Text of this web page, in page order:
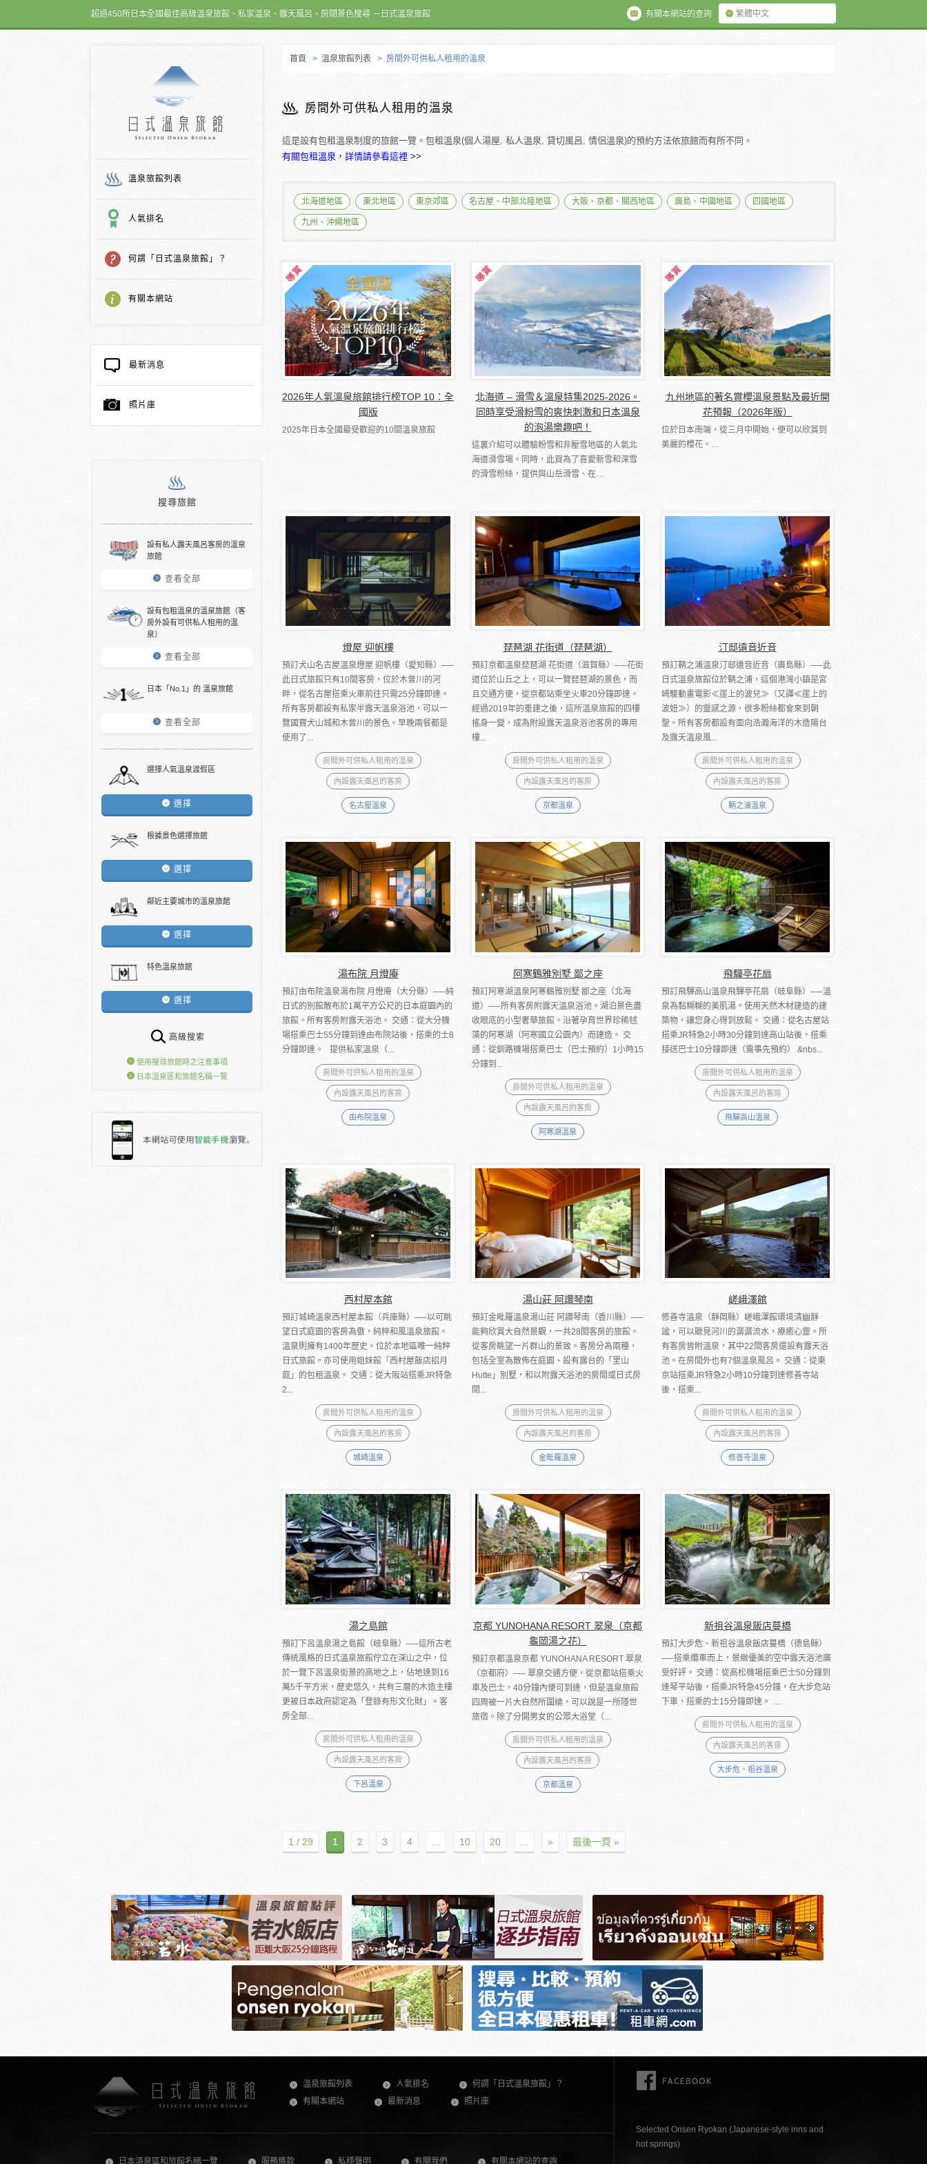
超過450所日本全國最佳高級溫泉旅館、私家溫泉、露天風呂、房間景色搜尋 －日式溫泉旅館 繁體中文
有關本網站的查詢
溫泉旅館列表
人氣排名
何謂「日式溫泉旅館」？
有關本網站
最新消息
照片庫
搜尋旅館
設有私人露天風呂客房的溫泉
旅館
查看全部
設有包租溫泉的溫泉旅館（客
房外設有可供私人租用的溫
泉）
查看全部
日本「No.1」的 溫泉旅館
查看全部
選擇人氣溫泉渡假區
選擇
根據景色選擇旅館
選擇
鄰近主要城市的溫泉旅館
選擇
特色溫泉旅館
選擇
高級搜索
使用搜尋旅館時之注意事項
日本溫泉區和旅館名稱一覽
首頁 > 溫泉旅館列表 > 房間外可供私人租用的溫泉
房間外可供私人租用的溫泉
這是設有包租溫泉制度的旅館一覽。包租溫泉(個人湯屋, 私人溫泉, 貸切風呂, 情侶溫泉)的預約方法依旅館而有所不同。
有關包租溫泉，詳情請參看這裡 >>
北海道地區 東北地區 東京郊區 名古屋、中部北陸地區 大阪、京都、關西地區 廣島、中國地區 四國地區
九州、沖繩地區
2026年人氣溫泉旅館排行榜TOP 10：全
國版
2025年日本全國最受歡迎的10間溫泉旅館
北海道 – 滑雪＆溫泉特集2025-2026。
同時享受滑粉雪的爽快刺激和日本溫泉
的泡湯樂趣吧！
這裏介紹可以體驗粉雪和非壓雪地區的人氣北
海道滑雪場。同時，此頁為了喜愛新雪和深雪
的滑雪粉絲，提供與山岳滑雪、在…
九州地區的著名賞櫻溫泉景點及最近開
花預報（2026年版）
位於日本南端，從三月中開始，便可以欣賞到
美麗的櫻花。…
燈屋 迎帆樓
預訂犬山名古屋溫泉燈屋 迎帆樓（愛知縣）──
此日式旅館只有10間客房，位於木曾川的河
畔，從名古屋搭乘火車前往只需25分鐘即達。
所有客房都設有私家半露天溫泉浴池，可以一
覽國寶犬山城和木曾川的景色。早晚兩餐都是
使用了...
房間外可供私人租用的溫泉
內設露天風呂的客房
名古屋溫泉
琵琶湖 花街道（琵琶湖）
預訂京都溫泉琵琶湖 花街道（滋賀縣）──花街
道位於山丘之上，可以一覽琵琶湖的景色，而
且交通方便，從京都站乘坐火車20分鐘即達。
經過2019年的重建之後，這所溫泉旅館的四樓
搖身一變，成為附設露天溫泉浴池客房的專用
樓...
房間外可供私人租用的溫泉
內設露天風呂的客房
京都溫泉
汀邸遠音近音
預訂鞆之浦溫泉汀邸遠音近音（廣島縣）──此
日式溫泉旅館位於鞆之浦，這個港灣小鎮是宮
崎駿動畫電影≪崖上的波兒≫（又譯≪崖上的
波妞≫）的靈感之源，很多粉絲都會來到朝
聖。所有客房都設有面向浩瀚海洋的木造陽台
及露天溫泉風...
房間外可供私人租用的溫泉
內設露天風呂的客房
鞆之浦溫泉
湯布院 月燈庵
預訂由布院溫泉湯布院 月燈庵（大分縣）──純
日式的別館散布於1萬平方公尺的日本庭園內的
旅館。所有客房附露天浴池。 交通：從大分機
場搭乘巴士55分鐘到達由布院站後，搭乘的士8
分鐘即達。 提供私家溫泉（...
房間外可供私人租用的溫泉
內設露天風呂的客房
由布院溫泉
阿寒鶴雅別墅 鄙之座
預訂阿寒湖溫泉阿寒鶴雅別墅 鄙之座（北海
道）──所有客房附露天溫泉浴池。湖泊景色盡
收眼底的小型奢華旅館。沿著孕育世界珍稀毬
藻的阿寒湖（阿寒國立公園內）而建造。 交
通：從釧路機場搭乘巴士（巴士預約）1小時15
分鐘到...
房間外可供私人租用的溫泉
內設露天風呂的客房
阿寒湖溫泉
飛驒亭花扇
預訂飛驒高山溫泉飛驒亭花扇（岐阜縣）──溫
泉為黏糊糊的美肌湯。使用天然木材建造的建
築物，讓您身心得到放鬆。 交通：從名古屋站
搭乘JR特急2小時30分鐘到達高山站後，搭乘
接送巴士10分鐘即達（需事先預約） &nbs...
房間外可供私人租用的溫泉
內設露天風呂的客房
飛驒高山溫泉
西村屋本館
預訂城崎溫泉西村屋本館（兵庫縣）──以可眺
望日式庭園的客房為傲，純粹和風溫泉旅館。
溫泉則擁有1400年歷史。位於本地區唯一純粹
日式旅館。亦可使用姐妹館「西村屋飯店招月
庭」的包租溫泉。 交通：從大阪站搭乘JR特急
2...
房間外可供私人租用的溫泉
內設露天風呂的客房
城崎溫泉
湯山莊 阿讚琴南
預訂金毗羅溫泉湯山莊 阿讚琴南（香川縣）──
能夠欣賞大自然景觀，一共28間客房的旅館。
從客房眺望一片群山的景致。客房分為兩種，
包括全室為散佈在庭園、設有露台的「里山
Hutte」別墅，和以附露天浴池的房間或日式房
間...
房間外可供私人租用的溫泉
內設露天風呂的客房
金毗羅溫泉
嵯峨澤館
修善寺溫泉（靜岡縣）嵯峨澤館環境清幽靜
謐，可以聽見河川的潺潺流水，療癒心靈。所
有客房皆附溫泉，其中22間客房還設有露天浴
池。在房間外也有7個溫泉風呂。 交通：從東
京站搭乘JR特急2小時10分鐘到達修善寺站
後，搭乘...
房間外可供私人租用的溫泉
內設露天風呂的客房
修善寺溫泉
湯之島館
預訂下呂溫泉湯之島館（岐阜縣）──這所古老
傳統風格的日式溫泉旅館佇立在深山之中，位
於一覽下呂溫泉街景的高地之上，佔地達到16
萬5千平方米，歷史悠久，共有三層的木造主樓
更被日本政府認定為「登錄有形文化財」。客
房全部...
房間外可供私人租用的溫泉
內設露天風呂的客房
下呂溫泉
京都 YUNOHANA RESORT 翠泉（京都
龜岡湯之花）
預訂京都溫泉京都 YUNOHANA RESORT 翠泉
（京都府）── 翠泉交通方便，從京都站搭乘火
車及巴士，40分鐘內便可到達，但是溫泉旅館
四周被一片大自然所圍繞，可以說是一所隱世
旅宿。除了分開男女的公眾大浴堂（...
房間外可供私人租用的溫泉
內設露天風呂的客房
京都溫泉
新祖谷溫泉飯店蔓橋
預訂大步危、新祖谷溫泉飯店蔓橋（德島縣）
──搭乘纜車而上，景緻優美的空中露天浴池廣
受好評。 交通：從高松機場搭乘巴士50分鐘到
達琴平站後，搭乘JR特急45分鐘，在大步危站
下車，搭乘的士15分鐘即達。 ...
房間外可供私人租用的溫泉
內設露天風呂的客房
大步危、祖谷溫泉
1 / 29 1 2 3 4 10 20 » 最後一頁 »
Selected Onsen Ryokan (Japanese-style inns and
hot springs)
溫泉旅館列表 人氣排名
何謂「日式溫泉旅館」？
有關本網站
最新消息 照片庫
日本溫泉區和旅館名稱一覽 服務條款 私穩聲明 有關我們 有關本網站的查詢